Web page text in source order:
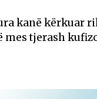
kanë kërkuar
mes tjerash